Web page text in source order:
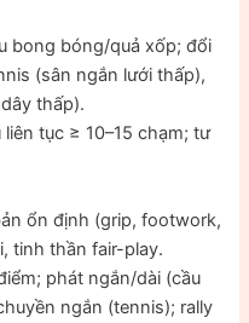
bong bóng/quả xốp; đổi
(sân ngắn lưới thấp),
thấp).
tục ≥ 10–15 chạm; tư
ổn định (grip, footwork,
tinh thần fair-play.
phát ngắn/dài (cầu
ngắn (tennis); rally